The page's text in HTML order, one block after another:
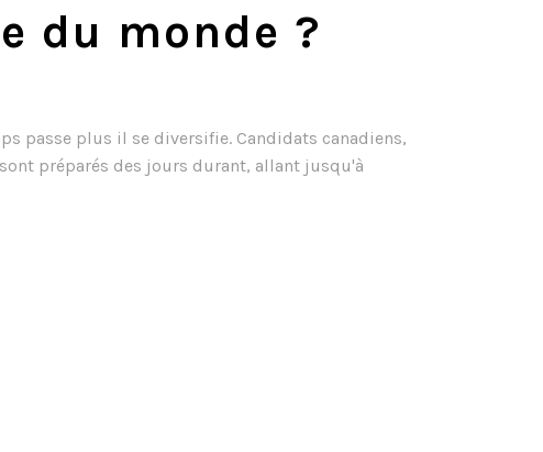
du monde ?
passe plus il se diversifie. Candidats canadiens,
préparés des jours durant, allant jusqu'à